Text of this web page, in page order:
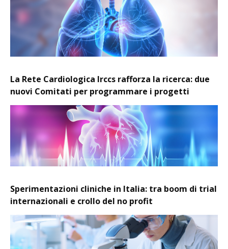
La Rete Cardiologica Irccs rafforza la ricerca: due
nuovi Comitati per programmare i progetti
Sperimentazioni cliniche in Italia: tra boom di trial
internazionali e crollo del no profit